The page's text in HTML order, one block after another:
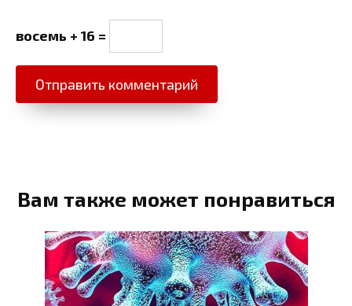
восемь + 16 =
Вам также может понравиться